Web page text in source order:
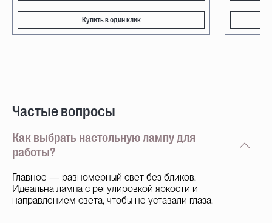
Купить в один клик
Частые вопросы
Как выбрать настольную лампу для
работы?
Главное — равномерный свет без бликов.
Идеальна лампа с регулировкой яркости и
направлением света, чтобы не уставали глаза.